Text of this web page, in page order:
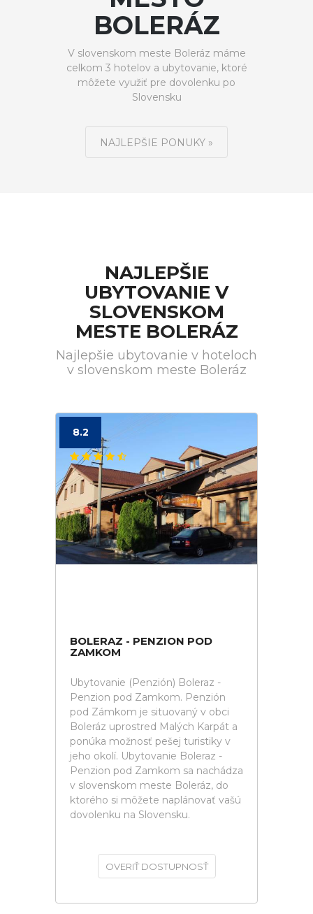
BOLERÁZ
V slovenskom meste Boleráz máme
celkom 3 hotelov a ubytovanie, ktoré
môžete využiť pre dovolenku po
Slovensku
NAJLEPŠIE PONUKY »
NAJLEPŠIE
UBYTOVANIE V
SLOVENSKOM
MESTE BOLERÁZ
Najlepšie ubytovanie v hoteloch
v slovenskom meste Boleráz
8.2
BOLERAZ - PENZION POD
ZAMKOM
Ubytovanie (Penzión) Boleraz -
Penzion pod Zamkom. Penzión
pod Zámkom je situovaný v obci
Boleráz uprostred Malých Karpát a
ponúka možnosť pešej turistiky v
jeho okolí. Ubytovanie Boleraz -
Penzion pod Zamkom sa nachádza
v slovenskom meste Boleráz, do
ktorého si môžete naplánovať vašú
dovolenku na Slovensku.
OVERIŤ DOSTUPNOSŤ